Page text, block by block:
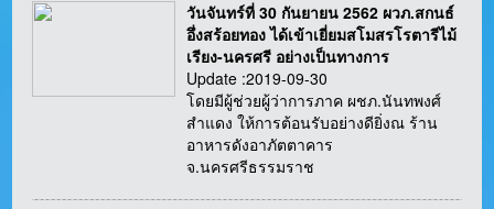
วันจันทร์ที่ 30 กันยายน 2562 ผวภ.สกนธ์
อึ่งสร้อยทอง ได้เข้าเยี่ยมสโมสรโรตารีไม้
เรียง-นครศรี อย่างเป็นทางการ
Update :2019-09-30
โดยมีผู้ช่วยผู้ว่าการภาค ผชภ.นันทพงศ์
สำแดง ให้การต้อนรับอย่างดียิ่งณ ร้าน
อาหารดังอาภัตตาคาร
จ.นครศรีธรรมราช